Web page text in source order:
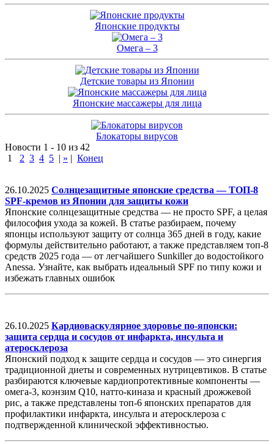
Японские продукты
Омега – 3
Детские товары из Японии
Японские массажеры для лица
Блокаторы вирусов
Новости 1 - 10 из 42
1
2 3 4 5 | » | Конец
26.10.2025 Солнцезащитные японские средства — ТОП-8
SPF-кремов из Японии для защиты кожи
Японские солнцезащитные средства — не просто SPF, а целая
философия ухода за кожей. В статье разбираем, почему
японцы используют защиту от солнца 365 дней в году, какие
формулы действительно работают, а также представляем топ-8
средств 2025 года — от легчайшего Sunkiller до водостойкого
Anessa. Узнайте, как выбрать идеальный SPF по типу кожи и
избежать главных ошибок
26.10.2025 Кардиоваскулярное здоровье по-японски:
защита сердца и сосудов от инфаркта, инсульта и
атеросклероза
Японский подход к защите сердца и сосудов — это синергия
традиционной диеты и современных нутрицевтиков. В статье
разбираются ключевые кардиопротективные компоненты —
омега-3, коэнзим Q10, натто-киназа и красный дрожжевой
рис, а также представлены топ-6 японских препаратов для
профилактики инфаркта, инсульта и атеросклероза с
подтвержденной клинической эффективностью.